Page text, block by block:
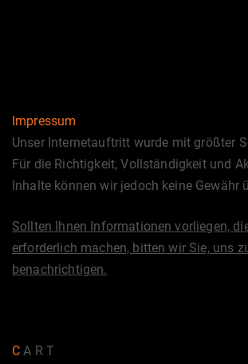
Impressum
Unser Internetauftritt wurde mit größter
Für die Richtigkeit, Vollständigkeit und
Inhalte können wir jedoch keine Gewähr
Sollten Ihnen Informationen vorliegen,
erforderlich machen, bitten wir Sie, uns
benachrichtigen.
C A R T